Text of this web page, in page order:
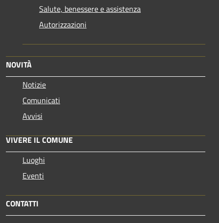
Salute, benessere e assistenza
Autorizzazioni
NOVITÀ
Notizie
Comunicati
Avvisi
VIVERE IL COMUNE
Luoghi
Eventi
CONTATTI